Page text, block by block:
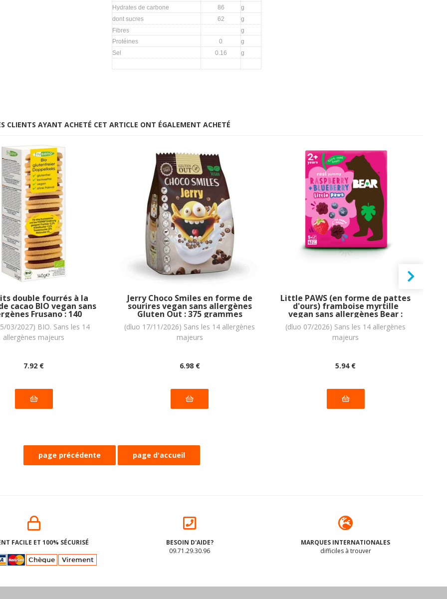
Hydrates de carbone
86
g
dont sucres
62
g
Fibres
g
Protéines
0
g
Sel
0.16 g
CLIENTS AYANT ACHETÉ CET ARTICLE ONT ÉGALEMENT ACHETÉ
double fourrés à la
cacao BIO vegan sans
Frusano : 140
grammes
03/2027) BIO. Sans les 14
allergènes majeurs
7.92 €
Jerry Choco Smiles en forme de
sourires vegan sans allergènes
Gluten Out : 375 grammes
(dluo 17/11/2026) Sans les 14 allergènes
majeurs
6.98 €
Little PAWS (en forme de pattes
d'ours) framboise myrtille
vegan sans allergènes Bear :
(5x20g) = 100 grammes
(dluo 07/2026) Sans les 14 allergènes
majeurs
5.94 €
FACILE ET 100% SÉCURISÉ BESOIN D'AIDE?
09.71.29.30.96
MARQUES INTERNATIONALES
difficiles à trouver